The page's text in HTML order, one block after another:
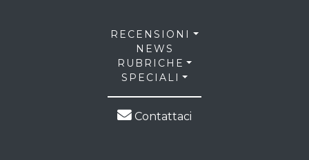
RECENSIONI
NEWS
RUBRICHE
SPECIALI
Contattaci